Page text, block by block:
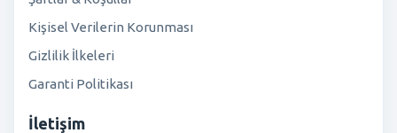
Kişisel Verilerin Korunması
Gizlilik İlkeleri
Garanti Politikası
İletişim